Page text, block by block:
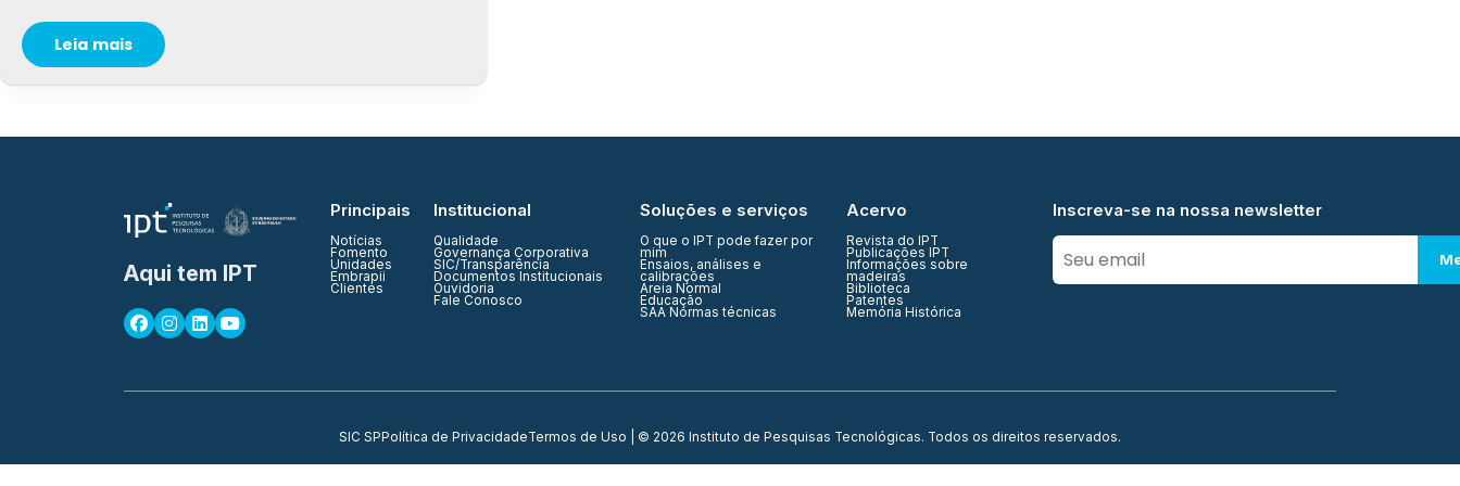
Leia mais
Aqui tem IPT
Principais
Notícias
Fomento
Unidades
Embrapii
Clientes
Institucional
Qualidade
Governança Corporativa
SIC/Transparência
Documentos Institucionais
Ouvidoria
Fale Conosco
Soluções e serviços
O que o IPT pode fazer por
mim
Ensaios, análises e
calibrações
Areia Normal
Educação
SAA Normas técnicas
Acervo
Revista do IPT
Publicações IPT
Informações sobre
madeiras
Biblioteca
Patentes
Memória Histórica
Inscreva-se na nossa newsletter
SIC SPPolítica de PrivacidadeTermos de Uso | © 2026 Instituto de Pesquisas Tecnológicas. Todos os direitos reservados.